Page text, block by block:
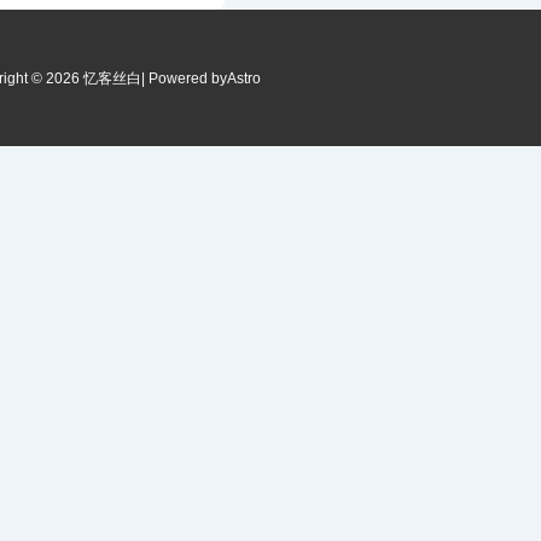
© 2026 忆客丝白 | Powered byAstro